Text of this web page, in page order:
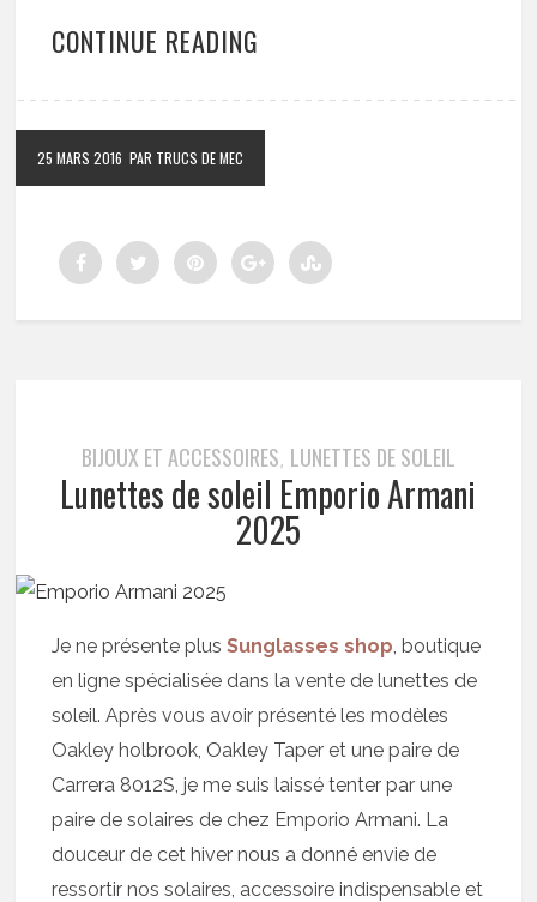
CONTINUE READING
25 MARS 2016 PAR TRUCS DE MEC
BIJOUX ET ACCESSOIRES, LUNETTES DE SOLEIL
Lunettes de soleil Emporio Armani
2025
Je ne présente plusSunglasses shop , boutique
en ligne spécialisée dans la vente de lunettes de
soleil. Après vous avoir présenté les modèles
Oakley holbrook, Oakley Taper et une paire de
Carrera 8012S, je me suis laissé tenter par une
paire de solaires de chez Emporio Armani. La
douceur de cet hiver nous a donné envie de
ressortir nos solaires, accessoire indispensable et